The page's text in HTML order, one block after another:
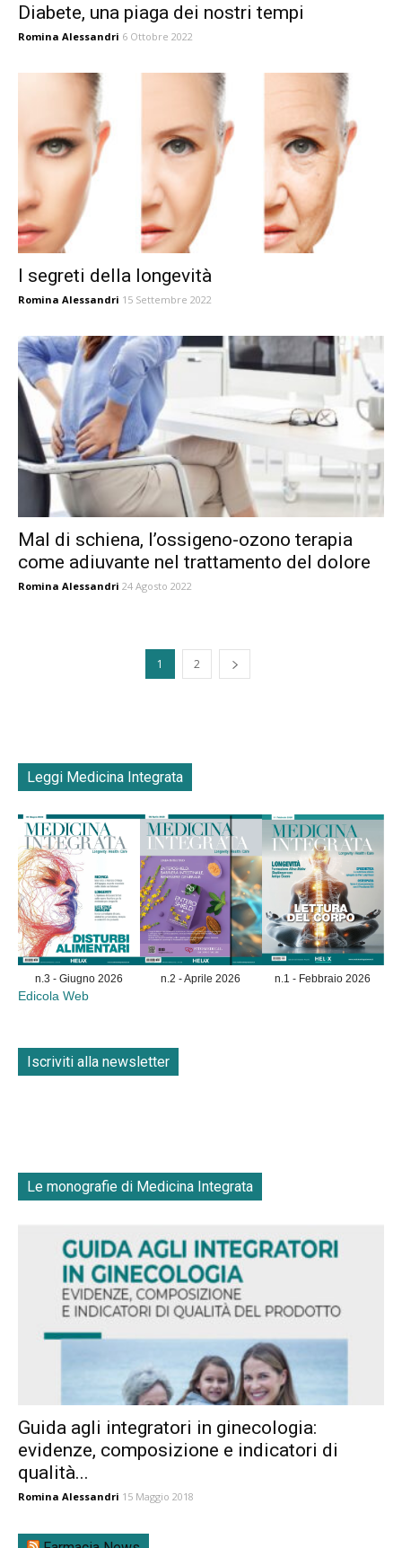
Diabete, una piaga dei nostri tempi
Romina Alessandri 6 Ottobre 2022
I segreti della longevità
Romina Alessandri 15 Settembre 2022
Mal di schiena, l’ossigeno-ozono terapia
come adiuvante nel trattamento del dolore
Romina Alessandri 24 Agosto 2022
1 2
Leggi Medicina Integrata
n.3 - Giugno 2026 n.2 - Aprile 2026 n.1 - Febbraio 2026
Edicola Web
Iscriviti alla newsletter
Le monografie di Medicina Integrata
Guida agli integratori in ginecologia:
evidenze, composizione e indicatori di
qualità...
Romina Alessandri 15 Maggio 2018